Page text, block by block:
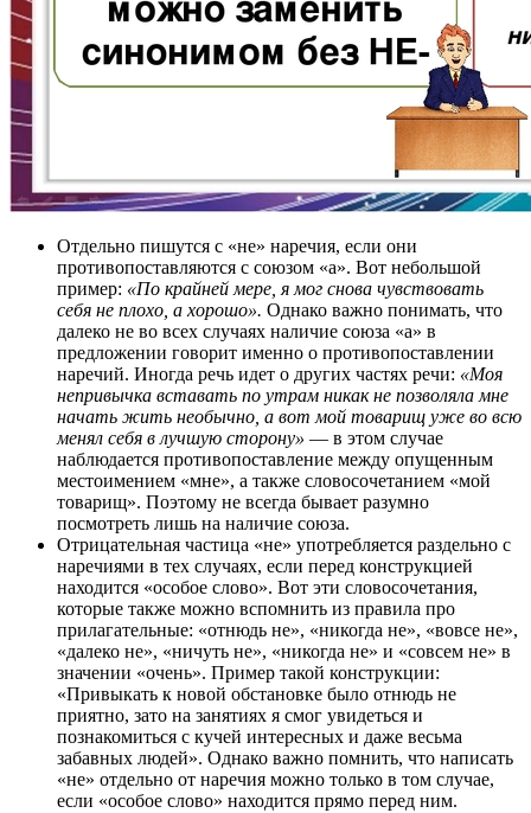
Отдельно пишутся с «не» наречия, если они
противопоставляются с союзом «а». Вот небольшой
пример: «По крайней мере, я мог снова чувствовать
себя не плохо, а хорошо». Однако важно понимать, что
далеко не во всех случаях наличие союза «а» в
предложении говорит именно о противопоставлении
наречий. Иногда речь идет о других частях речи: «Моя
непривычка вставать по утрам никак не позволяла мне
начать жить необычно, а вот мой товарищ уже во всю
менял себя в лучшую сторону» — в этом случае
наблюдается противопоставление между опущенным
местоимением «мне», а также словосочетанием «мой
товарищ». Поэтому не всегда бывает разумно
посмотреть лишь на наличие союза.
Отрицательная частица «не» употребляется раздельно с
наречиями в тех случаях, если перед конструкцией
находится «особое слово». Вот эти словосочетания,
которые также можно вспомнить из правила про
прилагательные: «отнюдь не», «никогда не», «вовсе не»,
«далеко не», «ничуть не», «никогда не» и «совсем не» в
значении «очень». Пример такой конструкции:
«Привыкать к новой обстановке было отнюдь не
приятно, зато на занятиях я смог увидеться и
познакомиться с кучей интересных и даже весьма
забавных людей». Однако важно помнить, что написать
«не» отдельно от наречия можно только в том случае,
если «особое слово» находится прямо перед ним.